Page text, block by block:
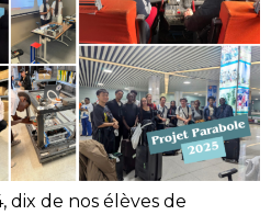
dix de nos élèves de